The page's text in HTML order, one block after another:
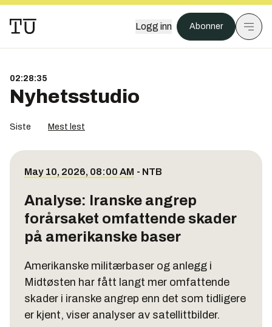
Logg inn Abonner
02:28:36
Nyhetsstudio
Siste Mest lest
May 10, 2026, 08:00 AM - NTB
Analyse: Iranske angrep
forårsaket omfattende skader
på amerikanske baser
Amerikanske militærbaser og anlegg i
Midtøsten har fått langt mer omfattende
skader i iranske angrep enn det som tidligere
er kjent, viser analyser av satellittbilder.